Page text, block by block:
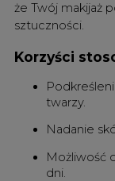
że Twój makijaż
sztuczności.
Korzyści
twarzy.
Nadanie
Możliwość
dni.